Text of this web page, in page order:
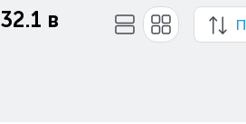
в